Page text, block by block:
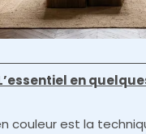
en
couleur est la